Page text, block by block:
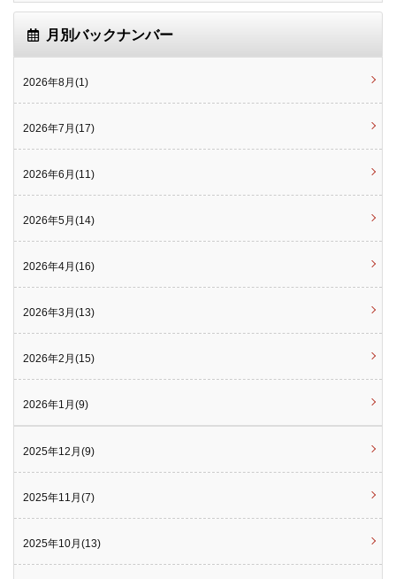
月別バックナンバー
2026年8月(1)
2026年7月(17)
2026年6月(11)
2026年5月(14)
2026年4月(16)
2026年3月(13)
2026年2月(15)
2026年1月(9)
2025年12月(9)
2025年11月(7)
2025年10月(13)